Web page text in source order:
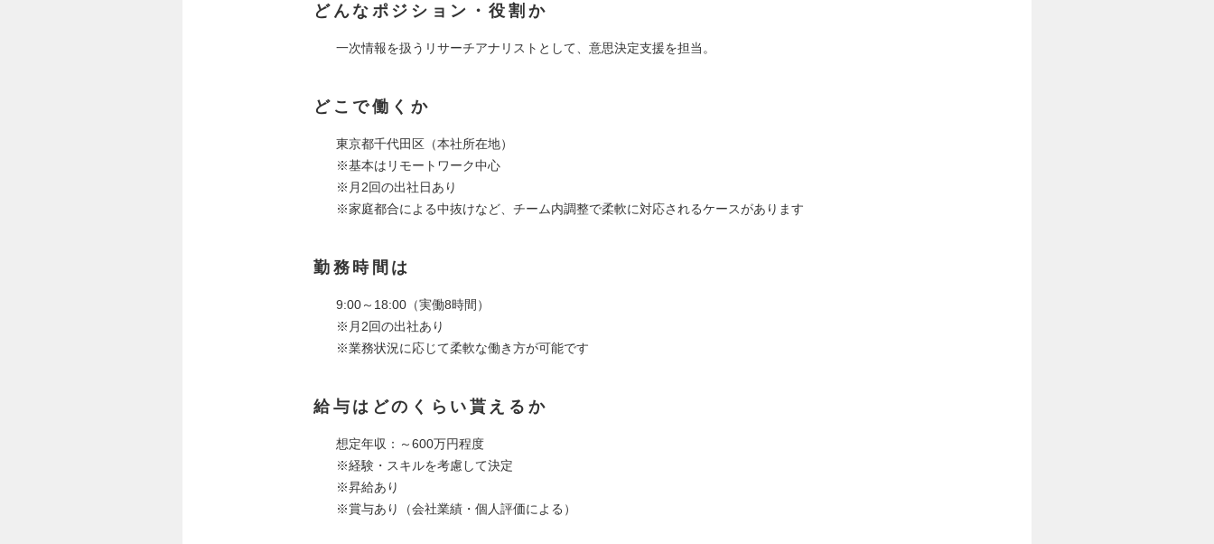
どんなポジション・役割か
一次情報を扱うリサーチアナリストとして、意思決定支援を担当。
どこで働くか
東京都千代田区（本社所在地）
※基本はリモートワーク中心
※月2回の出社日あり
※家庭都合による中抜けなど、チーム内調整で柔軟に対応されるケースがあります
勤務時間は
9:00～18:00（実働8時間）
※月2回の出社あり
※業務状況に応じて柔軟な働き方が可能です
給与はどのくらい貰えるか
想定年収：～600万円程度
※経験・スキルを考慮して決定
※昇給あり
※賞与あり（会社業績・個人評価による）